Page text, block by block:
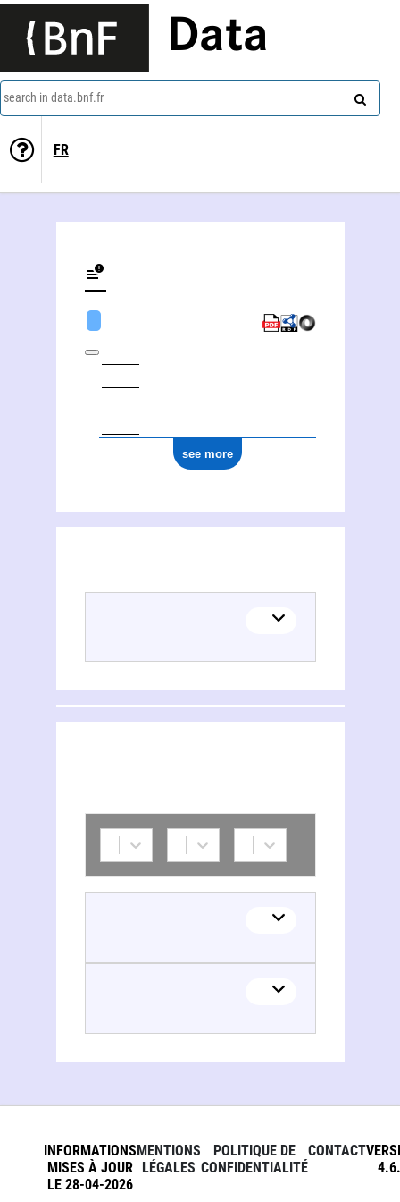
Data
search in data.bnf.fr
FR
see more
INFORMATIONS
MISES À JOUR
LE 28-04-2026
MENTIONS
LÉGALES
POLITIQUE DE
CONFIDENTIALITÉ
CONTACT